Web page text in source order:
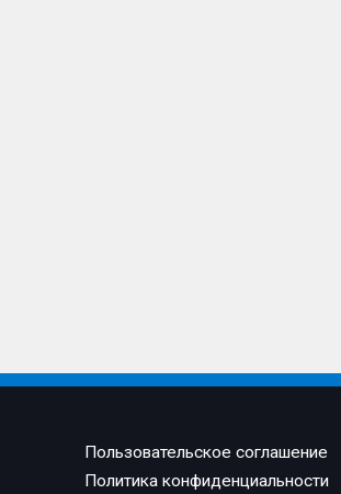
Пользовательское соглашение
Политика конфиденциальности